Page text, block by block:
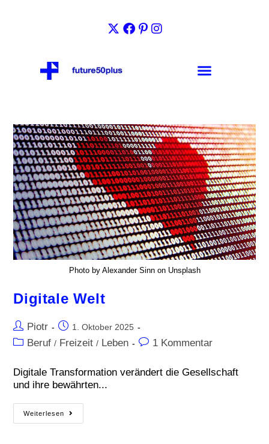
Photo by Alexander Sinn on Unsplash
Digitale Welt
Piotr 1. Oktober 2025
Beruf / Freizeit / Leben 1 Kommentar
Digitale Transformation verändert die Gesellschaft
und ihre bewährten...
Weiterlesen